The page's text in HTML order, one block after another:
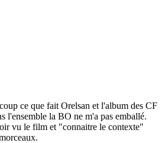
ce que fait Orelsan et l'album des CF
l'ensemble la BO ne m'a pas emballé.
vu le film et "connaitre le contexte"